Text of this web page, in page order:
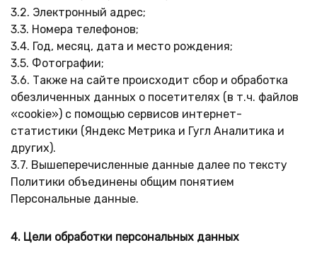
3.2. Электронный адрес;
3.3. Номера телефонов;
3.4. Год, месяц, дата и место рождения;
3.5. Фотографии;
3.6. Также на сайте происходит сбор и обработка
обезличенных данных о посетителях (в т.ч. файлов
«cookie») с помощью сервисов интернет-
статистики (Яндекс Метрика и Гугл Аналитика и
других).
3.7. Вышеперечисленные данные далее по тексту
Политики объединены общим понятием
Персональные данные.
4. Цели обработки персональных данных